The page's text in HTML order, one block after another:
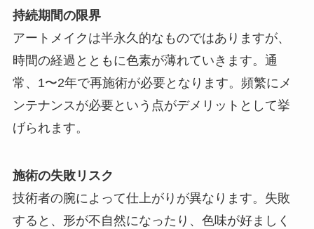
持続期間の限界
アートメイクは半永久的なものではありますが、
時間の経過とともに色素が薄れていきます。通
常、1〜2年で再施術が必要となります。頻繁にメ
ンテナンスが必要という点がデメリットとして挙
げられます。
施術の失敗リスク
技術者の腕によって仕上がりが異なります。失敗
すると、形が不自然になったり、色味が好ましく